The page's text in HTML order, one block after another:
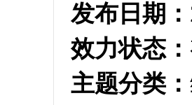
发布日期：
效力状态：
主题分类：